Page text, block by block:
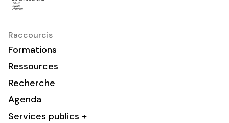
Raccourcis
Formations
Ressources
Recherche
Agenda
Services publics +